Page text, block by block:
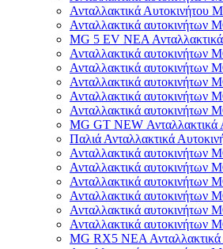
Ανταλλακτικά Αυτοκινήτου
Ανταλλακτικά αυτοκινήτων
MG 5 EV ΝΕΑ Ανταλλακτικά
Ανταλλακτικά αυτοκινήτων
Ανταλλακτικά αυτοκινήτων
Ανταλλακτικά αυτοκινήτων
Ανταλλακτικά αυτοκινήτων
Ανταλλακτικά αυτοκινήτων
MG GT NEW Ανταλλακτικά
Παλιά Ανταλλακτικά
Ανταλλακτικά αυτοκινήτων
Ανταλλακτικά
Ανταλλακτικά αυτοκινήτων
Ανταλλακτικά αυτοκινήτων
Ανταλλακτικά αυτοκινήτων
Ανταλλακτικά αυτοκινήτων
MG RX5 ΝΕΑ Ανταλλακτικά